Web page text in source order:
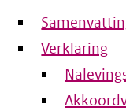
Verklaring